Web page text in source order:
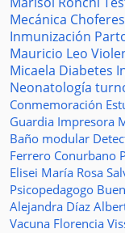
Mecánica Choferes
Inmunización
Mauricio Leo
Micaela Diabetes
Neonatología
Conmemoración
Guardia Impresora
Baño modular
Ferrero Conurbano
Elisei María Rosa
Psicopedagogo
Alejandra Díaz
Vacuna Florencia